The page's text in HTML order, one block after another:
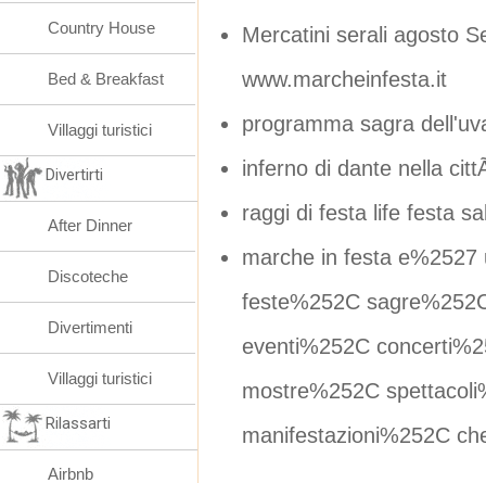
Mercatini serali agosto
www.marcheinfesta.it
programma sagra
inferno di dante nella
raggi di festa life festa
marche in festa
feste%252C
eventi%252C
mostre%252C
manifestazioni%252C
Country House
Bed & Breakfast
Villaggi turistici
Divertirti
After Dinner
Discoteche
Divertimenti
Villaggi turistici
Rilassarti
Airbnb